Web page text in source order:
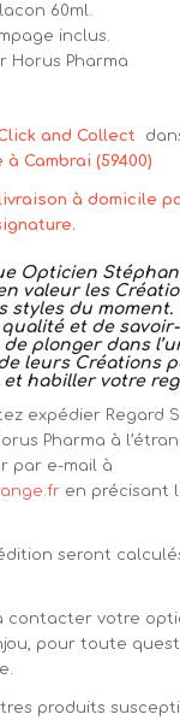
60ml.
inclus.
Horus Pharma
and Collect
Cambrai (59400)
à domicile
Opticien
valeur les
styles du moment.
et de
plonger dans
leurs Créations
habiller votre
expédier Regard
Pharma à
par e-mail à
en précisant
seront
contacter votre
pour toute
produits